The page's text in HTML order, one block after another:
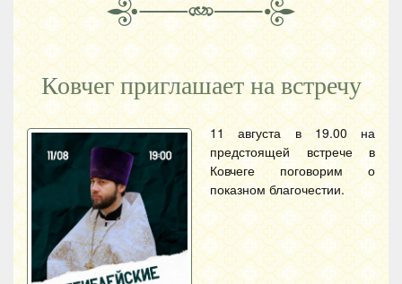
Ковчег приглашает на встречу
11 августа в 19.00 на
предстоящей встрече в
Ковчеге поговорим о
показном благочестии.